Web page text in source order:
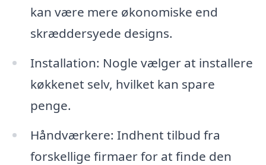
kan være mere økonomiske end
skræddersyede designs.
Installation: Nogle vælger at installere
køkkenet selv, hvilket kan spare
penge.
Håndværkere: Indhent tilbud fra
forskellige firmaer for at finde den